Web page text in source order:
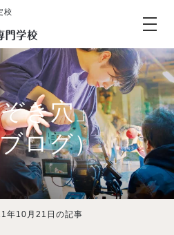
校
き穴」
ログ）
年10月21日の記事